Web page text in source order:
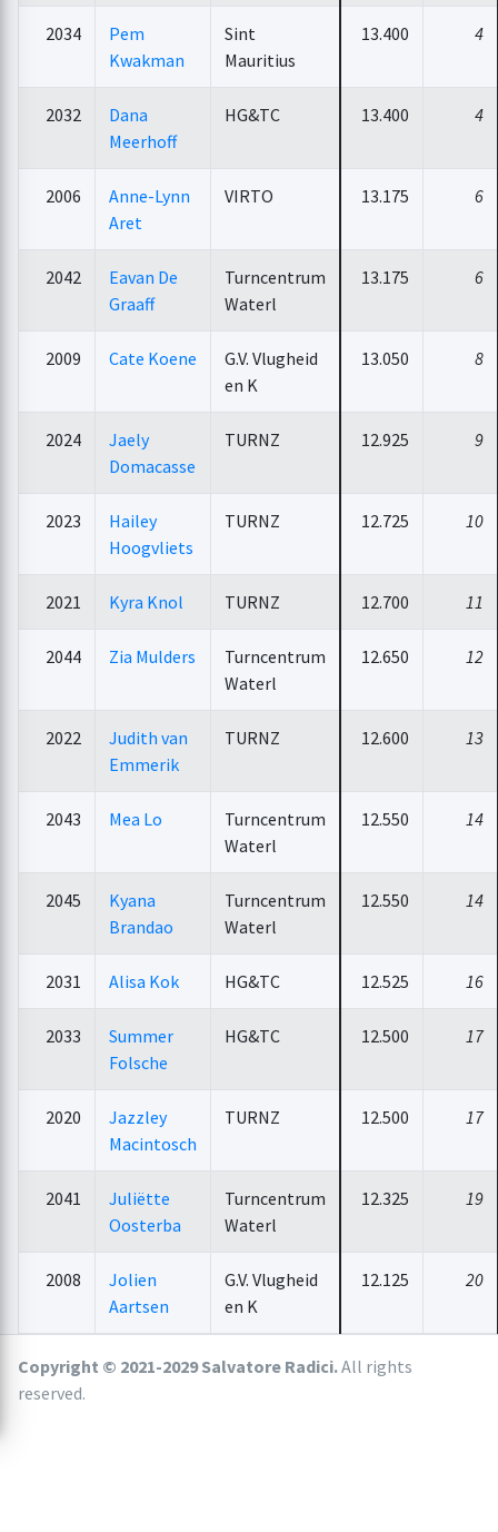
2034
Pem
Kwakman
Sint
Mauritius
13.400 4
2032
Dana
Meerhoff
HG&TC 13.400 4
2006
Anne-Lynn
Aret
VIRTO 13.175 6
2042
Eavan De
Graaff
Turncentrum
Waterl
13.175 6
2009 Cate Koene
G.V. Vlugheid
en K
13.050 8
2024
Jaely
Domacasse
TURNZ 12.925 9
2023
Hailey
Hoogvliets
TURNZ 12.725 10
2021 Kyra Knol TURNZ 12.700 11
2044 Zia Mulders
Turncentrum
Waterl
12.650 12
2022
Judith van
Emmerik
TURNZ 12.600 13
2043 Mea Lo
Turncentrum
Waterl
12.550 14
2045
Kyana
Brandao
Turncentrum
Waterl
12.550 14
2031 Alisa Kok HG&TC 12.525 16
2033
Summer
Folsche
HG&TC 12.500 17
2020
Jazzley
Macintosch
TURNZ 12.500 17
2041
Juliëtte
Oosterba
Turncentrum
Waterl
12.325 19
2008
Jolien
Aartsen
G.V. Vlugheid
en K
12.125 20
Copyright © 2021-2029 Salvatore Radici.All rights
reserved.